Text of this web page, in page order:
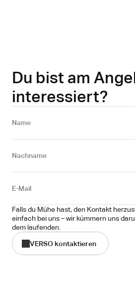
Du bist am
interessiert?
Name
Nachname
E-Mail
Falls du Mühe hast, den Kontakt
einfach bei uns – wir kümmern uns
dem laufenden.
VERSO kontaktieren